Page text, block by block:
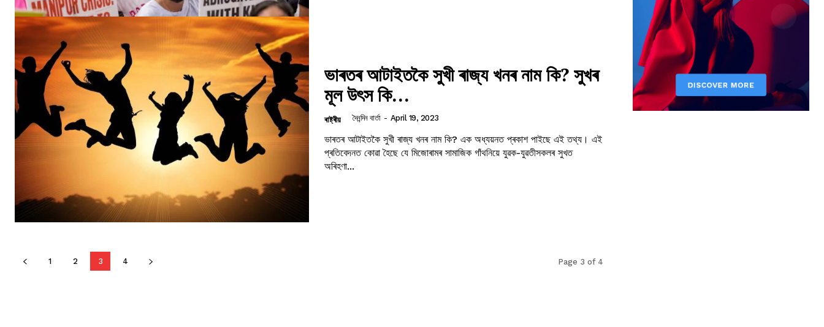
ভাৰতৰ আটাইতকৈ সুখী ৰাজ্য খনৰ নাম কি? সুখৰ
মূল উৎস কি…
ৰাষ্ট্ৰীয় দৈনন্দিন বাৰ্তা - April 19, 2023
ভাৰতৰ আটাইতকৈ সুখী ৰাজ্য খনৰ নাম কি? এক অধ্যয়নত প্ৰকাশ পাইছে এই তথ্য। এই
প্ৰতিবেদনত কোৱা হৈছে যে মিজোৰামৰ সামাজিক গাঁথনিয়ে যুৱক-যুৱতীসকলৰ সুখত
অৰিহণা...
1 2 3 4 Page 3 of 4